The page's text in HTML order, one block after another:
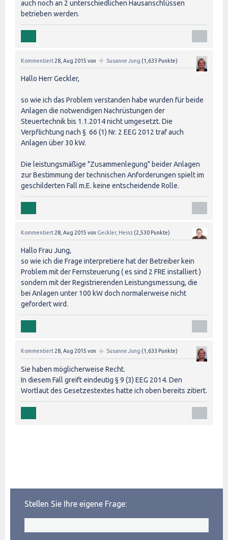
auch noch an 2 unterschiedlichen Hausanschlüssen
betrieben werden.
Kommentiert 28, Aug 2015 von ✦ Susanne Jung (1,633 Punkte)
Hallo Herr Geckler,
so wie ich das Problem verstanden habe wurden für beide
Anlagen die notwendigen Nachrüstungen der
Steuertechnik bis 1.1.2014 nicht umgesetzt. Die
Verpflichtung nach § 66 (1) Nr. 2 EEG 2012 traf auch
Anlagen über 30 kW.
Die leistungsmäßige "Zusammenlegung" beider Anlagen
zur Bestimmung der technischen Anforderungen spielt im
geschilderten Fall m.E. keine entscheidende Rolle.
Kommentiert 28, Aug 2015 von Geckler, Heinz (2,530 Punkte)
Hallo Frau Jung,
so wie ich die Frage interpretiere hat der Betreiber kein
Problem mit der Fernsteuerung ( es sind 2 FRE installiert )
sondern mit der Registrierenden Leistungsmessung, die
bei Anlagen unter 100 kW doch normalerweise nicht
gefordert wird.
Kommentiert 28, Aug 2015 von ✦ Susanne Jung (1,633 Punkte)
Sie haben möglicherweise Recht.
In diesem Fall greift eindeutig § 9 (3) EEG 2014. Den
Wortlaut des Gesetzestextes hatte ich oben bereits zitiert.
Stellen Sie Ihre eigene Frage: